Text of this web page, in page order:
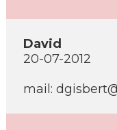
David
20-07-2012
mail: